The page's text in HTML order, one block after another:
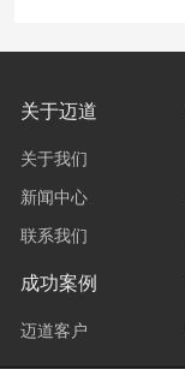
关于迈道
关于我们
新闻中心
联系我们
成功案例
迈道客户